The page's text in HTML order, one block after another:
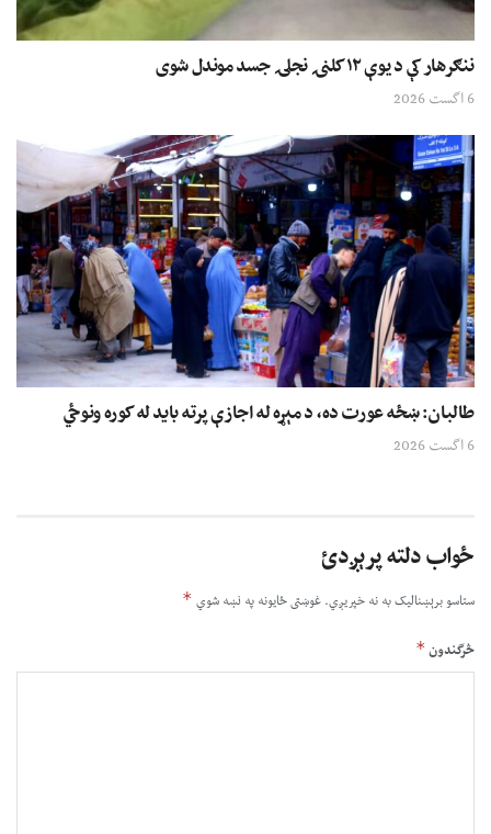
ننګرهار کې د یوې ۱۲ کلنۍ نجلۍ جسد موندل شوی
6 اگست 2026
طالبان: ښځه عورت ده، د مېړه له اجازې پرته باید له کوره ونوځي
6 اگست 2026
ځواب دلته پرېږدئ
ستاسو برېښناليک به نه خپريږي.غوښتى ځایونه په نښه شوي *
څرگندون*